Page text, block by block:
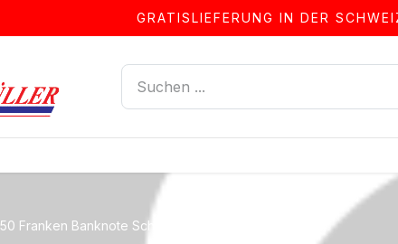
GRATISLIEFERUNG IN DER
50 Franken Banknote Schweiz, 5. Emission (1955-1974)